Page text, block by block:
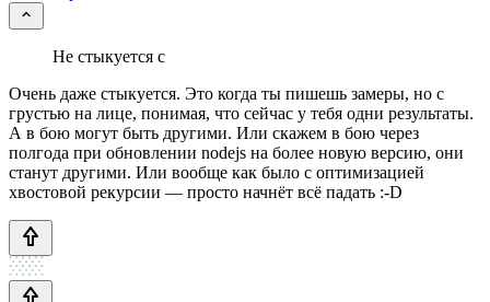
Не стыкуется с
Очень даже стыкуется. Это когда ты пишешь замеры, но с
грустью на лице, понимая, что сейчас у тебя одни результаты.
А в бою могут быть другими. Или скажем в бою через
полгода при обновлении nodejs на более новую версию, они
станут другими. Или вообще как было с оптимизацией
хвостовой рекурсии — просто начнёт всё падать :-D